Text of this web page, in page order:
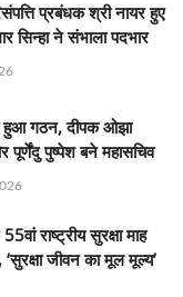
प्रबंधक श्री नायर हुए
सिन्हा ने संभाला पदभार
हुआ गठन, दीपक ओझा
पूर्णेंदु पुष्पेश बने महासचिव
राष्ट्रीय सुरक्षा माह
जीवन का मूल मूल्य’